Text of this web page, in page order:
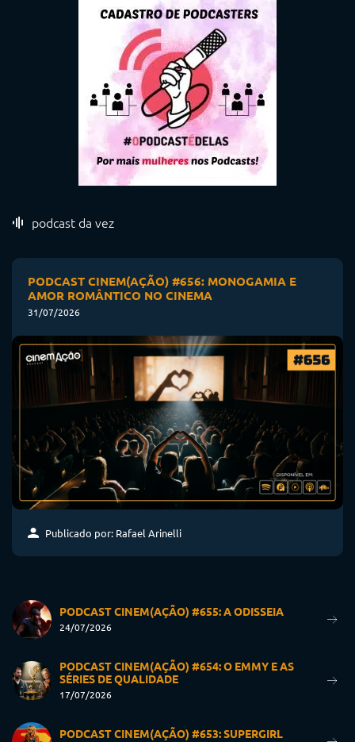
podcast da vez
PODCAST CINEM(AÇÃO) #656: MONOGAMIA E
AMOR ROMÂNTICO NO CINEMA
31/07/2026
Publicado por: Rafael Arinelli
PODCAST CINEM(AÇÃO) #655: A ODISSEIA
24/07/2026
PODCAST CINEM(AÇÃO) #654: O EMMY E AS
SÉRIES DE QUALIDADE
17/07/2026
PODCAST CINEM(AÇÃO) #653: SUPERGIRL